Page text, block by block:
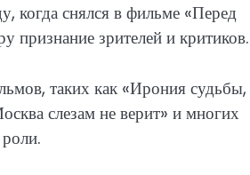
когда снялся в фильме «Перед
признание зрителей и критиков.
таких как «Ирония
слезам не верит» и многих